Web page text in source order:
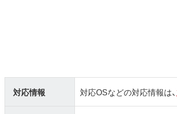
対応情報 対応OSなどの対応情報は、